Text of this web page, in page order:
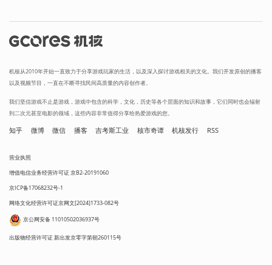
机核从2010年开始一直致力于分享游戏玩家的生活，以及深入探讨游戏相关的文化。我们开发原创的播客
以及视频节目，一直在不断寻找民间高质量的内容创作者。
我们坚信游戏不止是游戏，游戏中包含的科学，文化，历史等各个层面的知识和故事，它们同时也会辐射
到二次元甚至电影的领域，这些内容非常值得分享给热爱游戏的您。
知乎 微博 微信 播客 吉考斯工业 核市奇谭 机核发行 RSS
营业执照
增值电信业务经营许可证 京B2-20191060
京ICP备17068232号-1
网络文化经营许可证京网文[2024]1733-082号
京公网安备 11010502036937号
出版物经营许可证 新出发京零字第朝260115号